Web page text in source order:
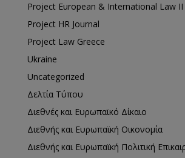
Project European & International Law II
Project HR Journal
Project Law Greece
Ukraine
Uncategorized
Δελτία Τύπου
Διεθνές και Ευρωπαϊκό Δίκαιο
Διεθνής και Ευρωπαϊκή Οικονομία
Διεθνής και Ευρωπαϊκή Πολιτική